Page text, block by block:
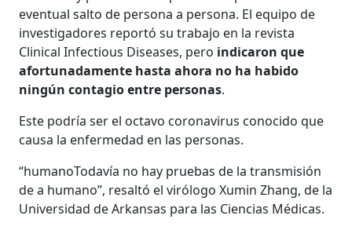
eventual salto de persona a persona. El equipo de
investigadores reportó su trabajo en la revista
Clinical Infectious Diseases, pero indicaron que
afortunadamente hasta ahora no ha habido
ningún contagio entre personas.
Este podría ser el octavo coronavirus conocido que
causa la enfermedad en las personas.
“humanoTodavía no hay pruebas de la transmisión
de a humano”, resaltó el virólogo Xumin Zhang, de la
Universidad de Arkansas para las Ciencias Médicas.